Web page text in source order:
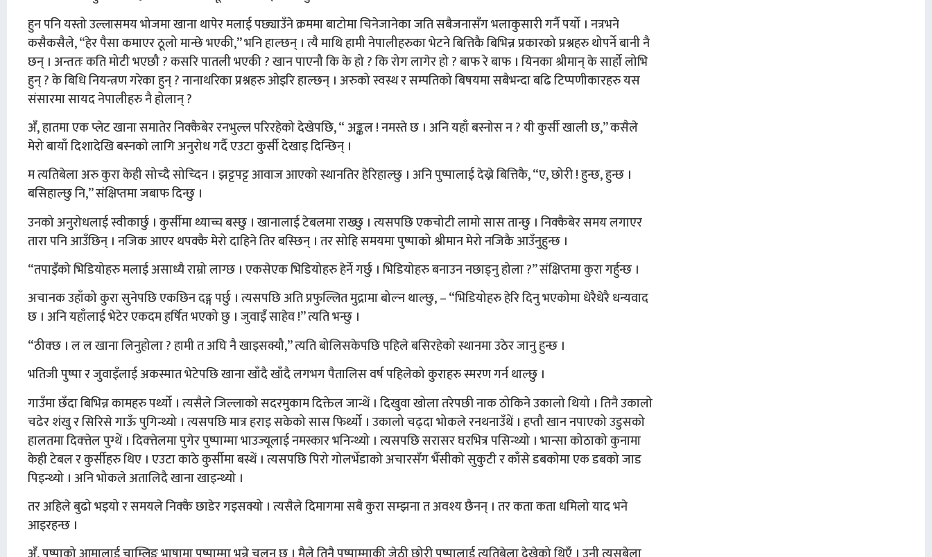
हुन पनि यस्तो उल्लासमय भोजमा खाना थापेर मलाई पछ्याउँने क्रममा बाटोमा चिनेजानेका जति सबैजनासँग भलाकुसारी गर्नै पर्यो । नत्रभने
कसैकसैले, “हेर पैसा कमाएर ठूलो मान्छे भएकी,” भनि हाल्छन् । त्यै माथि हामी नेपालीहरुका भेटने बित्तिकै बिभिन्न प्रकारको प्रश्नहरु थोपर्ने बानी नै
छन् । अन्ततः कति मोटी भएछौ ? कसरि पातली भएकी ? खान पाएनौ कि के हो ? कि रोग लागेर हो ? बाफ रे बाफ । यिनका श्रीमान् के सार्हो लोभि
हुन् ? के बिधि नियन्त्रण गरेका हुन् ? नानाथरिका प्रश्नहरु ओइरि हाल्छन् । अरुको स्वस्थ र सम्पतिको बिषयमा सबैभन्दा बढि टिप्पणीकारहरु यस
संसारमा सायद नेपालीहरु नै होलान् ?
अँ, हातमा एक प्लेट खाना समातेर निक्कैबेर रनभुल्ल परिरहेको देखेपछि, “ अङ्कल ! नमस्ते छ । अनि यहाँ बस्नोस न ? यी कुर्सी खाली छ,” कसैले
मेरो बायाँ दिशादेखि बस्नको लागि अनुरोध गर्दै एउटा कुर्सी देखाइ दिन्छिन् ।
म त्यतिबेला अरु कुरा केही सोच्दै सोच्दिन । झट्टपट्ट आवाज आएको स्थानतिर हेरिहाल्छु । अनि पुष्पालाई देख्ने बित्तिकै, “ए, छोरी ! हुन्छ, हुन्छ ।
बसिहाल्छु नि,” संक्षिप्तमा जबाफ दिन्छु ।
उनको अनुरोधलाई स्वीकार्छु । कुर्सीमा थ्याच्च बस्छु । खानालाई टेबलमा राख्छु । त्यसपछि एकचोटी लामो सास तान्छु । निक्कैबेर समय लगाएर
तारा पनि आउँछिन् । नजिक आएर थपक्कै मेरो दाहिने तिर बस्छिन् । तर सोहि समयमा पुष्पाको श्रीमान मेरो नजिकै आउँनुहुन्छ ।
“तपाइँको भिडियोहरु मलाई असाध्यै राम्रो लाग्छ । एकसेएक भिडियोहरु हेर्ने गर्छु । भिडियोहरु बनाउन नछाड्नु होला ?” संक्षिप्तमा कुरा गर्हुन्छ ।
अचानक उहाँको कुरा सुनेपछि एकछिन दङ्ग पर्छु । त्यसपछि अति प्रफुल्लित मुद्रामा बोल्न थाल्छु, – “भिडियोहरु हेरि दिनु भएकोमा धेरैधेरै धन्यवाद
छ । अनि यहाँलाई भेटेर एकदम हर्षित भएको छु । जुवाइँ साहेव !” त्यति भन्छु ।
“ठीक्छ । ल ल खाना लिनुहोला ? हामी त अघि नै खाइसक्यौ,” त्यति बोलिसकेपछि पहिले बसिरहेको स्थानमा उठेर जानु हुन्छ ।
भतिजी पुष्पा र जुवाइँलाई अकस्मात भेटेपछि खाना खाँदै खाँदै लगभग पैतालिस वर्ष पहिलेको कुराहरु स्मरण गर्न थाल्छु ।
गाउँमा छँदा बिभिन्न कामहरु पर्थ्यो । त्यसैले जिल्लाको सदरमुकाम दिक्तेल जान्थें । दिखुवा खोला तरेपछी नाक ठोकिने उकालो थियो । तिनै उकालो
चढेर शंखु र सिरिसे गाऊँ पुगिन्थ्यो । त्यसपछि मात्र हराइ सकेको सास फिर्थ्यो । उकालो चढ्दा भोकले रनथनाउँथें । हप्तौ खान नपाएको उडुसको
हालतमा दिक्त्तेल पुग्थें । दिक्त्तेलमा पुगेर पुष्पाम्मा भाउज्यूलाई नमस्कार भनिन्थ्यो । त्यसपछि सरासर घरभित्र पसिन्थ्यो । भान्सा कोठाको कुनामा
केही टेबल र कुर्सीहरु थिए । एउटा काठे कुर्सीमा बस्थें । त्यसपछि पिरो गोलभेँडाको अचारसँग भैँसीको सुकुटी र काँसे डबकोमा एक डबको जाड
पिइन्थ्यो । अनि भोकले अतालिदै खाना खाइन्थ्यो ।
तर अहिले बुढो भइयो र समयले निक्कै छाडेर गइसक्यो । त्यसैले दिमागमा सबै कुरा सम्झना त अवश्य छैनन् । तर कता कता धमिलो याद भने
आइरहन्छ ।